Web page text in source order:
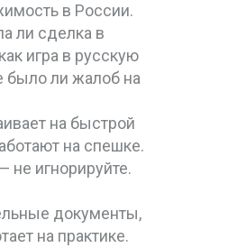
в России.
ли сделка в
игра в русскую
было ли жалоб на
на быстрой
на спешке.
не игнорируйте.
документы,
на практике.